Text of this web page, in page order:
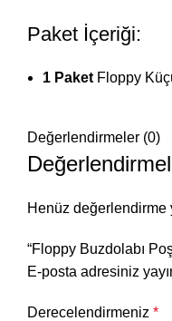
Paket İçeriği:
1 Paket Floppy
Değerlendirmeler (0)
Henüz değerlendirme
“Floppy Buzdolabı
E-posta adresiniz
Derecelendirmeniz *